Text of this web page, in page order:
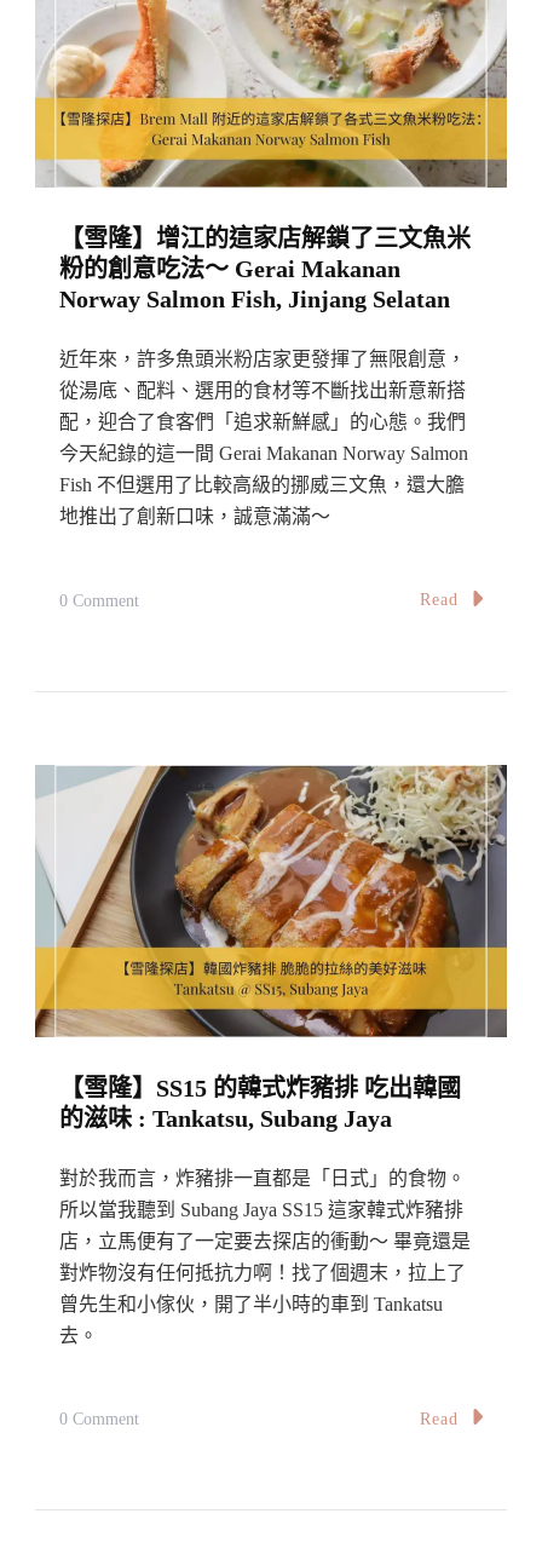
像
媽
媽
一
樣
吃
出
家
的
味
道：
Home
Cafe.
【雪隆】增江的這家店解鎖了三文魚米
粉的創意吃法～ Gerai Makanan
Norway Salmon Fish, Jinjang Selatan
近年來，許多魚頭米粉店家更發揮了無限創意，
從湯底、配料、選用的食材等不斷找出新意新搭
配，迎合了食客們「追求新鮮感」的心態。我們
今天紀錄的這一間 Gerai Makanan Norway Salmon
Fish 不但選用了比較高級的挪威三文魚，還大膽
地推出了創新口味，誠意滿滿～
0 CommentOn
的
這
解
鎖
三
米
的
創
意
吃
Salmon
Read
【雪隆】SS15 的韓式炸豬排 吃出韓國
的滋味 : Tankatsu, Subang Jaya
對於我而言，炸豬排一直都是「日式」的食物。
所以當我聽到 Subang Jaya SS15 這家韓式炸豬排
店，立馬便有了一定要去探店的衝動～ 畢竟還是
對炸物沒有任何抵抗力啊！找了個週末，拉上了
曾先生和小傢伙，開了半小時的車到 Tankatsu
去。
0 CommentOn
Read